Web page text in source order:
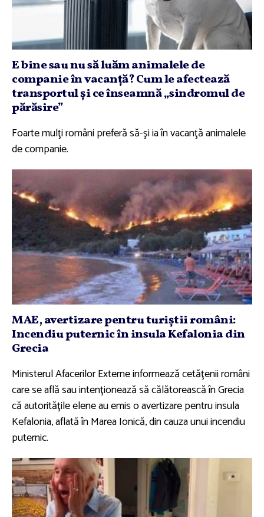
E bine sau nu să luăm animalele de
companie în vacanţă? Cum le afectează
transportul şi ce înseamnă „sindromul de
părăsire”
Foarte mulţi români preferă să-şi ia în vacanţă animalele
de companie.
MAE, avertizare pentru turiştii români:
Incendiu puternic în insula Kefalonia din
Grecia
Ministerul Afacerilor Externe informează cetăţenii români
care se află sau intenţionează să călătorească în Grecia
că autorităţile elene au emis o avertizare pentru insula
Kefalonia, aflată în Marea Ionică, din cauza unui incendiu
puternic.